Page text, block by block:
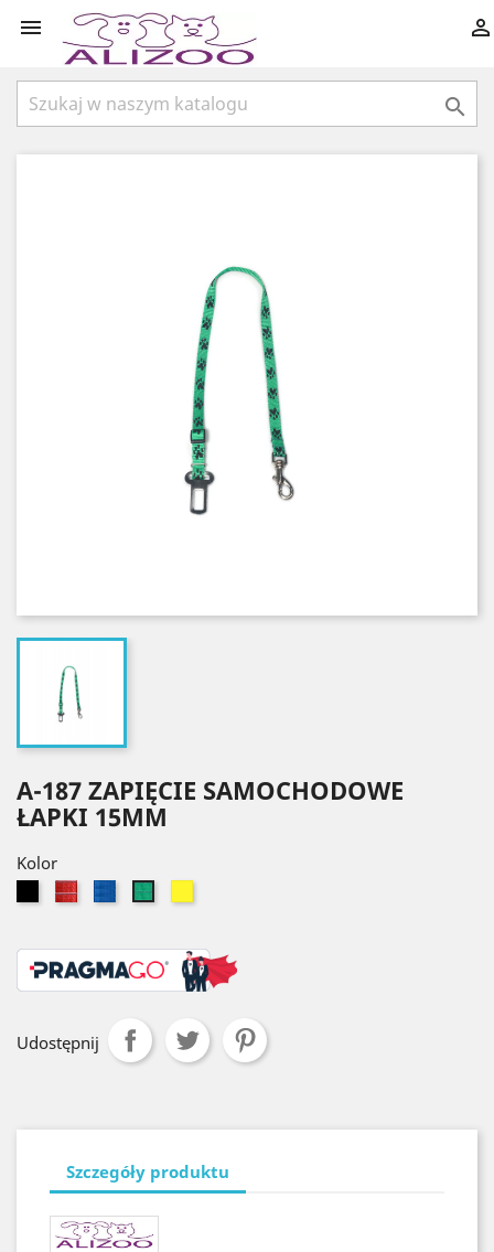
 

A-187 ZAPIĘCIE SAMOCHODOWE
ŁAPKI 15MM
Kolor
CzarnyCzerwony
NiebieskiZielony
Udostępnij
Szczegóły produktu